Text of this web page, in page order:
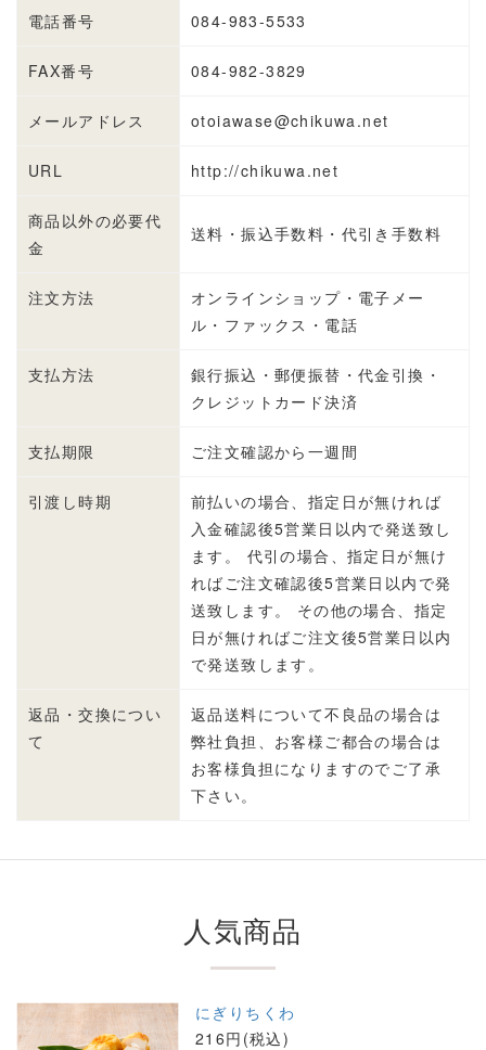
電話番号 084-983-5533
FAX番号 084-982-3829
メールアドレス otoiawase@chikuwa.net
URL http://chikuwa.net
商品以外の必要代
金
送料・振込手数料・代引き手数料
注文方法
オンラインショップ・電子メー
ル・ファックス・電話
支払方法
銀行振込・郵便振替・代金引換・
クレジットカード決済
支払期限 ご注文確認から一週間
引渡し時期
前払いの場合、指定日が無ければ
入金確認後5営業日以内で発送致し
ます。 代引の場合、指定日が無け
ればご注文確認後5営業日以内で発
送致します。 その他の場合、指定
日が無ければご注文後5営業日以内
で発送致します。
返品・交換につい
て
返品送料について不良品の場合は
弊社負担、お客様ご都合の場合は
お客様負担になりますのでご了承
下さい。
人気商品
にぎりちくわ
216円(税込)